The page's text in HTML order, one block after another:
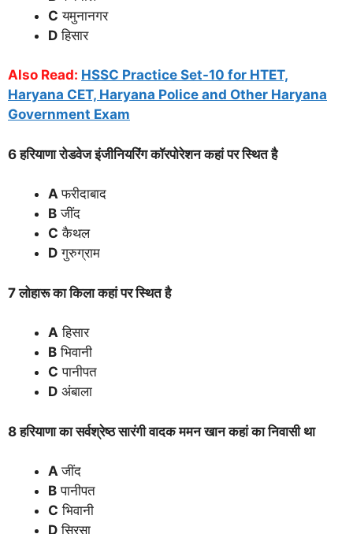
C यमुनानगर
D हिसार
Also Read: HSSC Practice Set-10 for HTET,
Haryana CET, Haryana Police and Other Haryana
Government Exam
6 हरियाणा रोडवेज इंजीनियरिंग कॉरपोरेशन कहां पर स्थित है
Aफरीदाबाद
B जींद
C कैथल
D गुरुग्राम
7 लोहारू का किला कहां पर स्थित है
A हिसार
B भिवानी
C पानीपत
D अंबाला
8 हरियाणा का सर्वश्रेष्ठ सारंगी वादक ममन खान कहां का निवासी था
Aजींद
B पानीपत
C भिवानी
D सिरसा